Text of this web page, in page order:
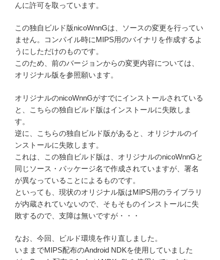
んに許可を取っています。
この独自ビルド版nicoWnnGは、ソースの変更を行ってい
ません。コンパイル時にMIPS用のバイナリを作成するよ
うにしただけのものです。
このため、前のバージョンからの変更内容については、
オリジナル版を参照願います。
オリジナルのnicoWnnGがすでにインストールされている
と、こちらの独自ビルド版はインストールに失敗しま
す。
逆に、こちらの独自ビルド版があると、オリジナルのイ
ンストールに失敗します。
これは、この独自ビルド版は、オリジナルのnicoWnnGと
同じソース・パッケージ名で作成されていますが、署名
が異なっていることによるものです。
といっても、現状のオリジナル版はMIPS用のライブラリ
が内蔵されていないので、そもそものインストールに失
敗するので、支障は無いですが・・・
なお、今回、ビルド環境を作り直しました。
いままでMIPS配布のAndroid NDKを使用していました